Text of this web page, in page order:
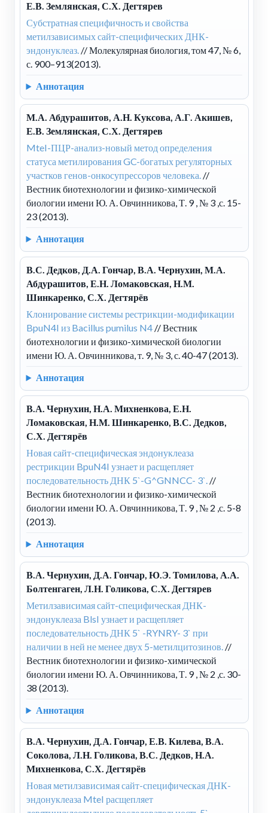
Е.В. Землянская, С.Х. Дегтярев
Субстратная специфичность и свойства
метилзависимых сайт-специфических ДНК-
эндонуклеаз. // Молекулярная биология, том 47, № 6,
с. 900–913(2013).
Аннотация
М.А. Абдурашитов, А.Н. Куксова, А.Г. Акишев,
Е.В. Землянская, С.Х. Дегтярев
MteI-ПЦР-анализ-новый метод определения
статуса метилирования GC-богатых регуляторных
участков генов-онкосупрессоров человека. //
Вестник биотехнологии и физико-химической
биологии имени Ю. А. Овчинникова, Т. 9 , № 3 ,с. 15-
23 (2013).
Аннотация
В.С. Дедков, Д.А. Гончар, В.А. Чернухин, М.А.
Абдурашитов, Е.Н. Ломаковская, Н.М.
Шинкаренко, С.Х. Дегтярёв
Клонирование системы рестрикции-модификации
BpuN4I из Bacillus pumilus N4 // Вестник
биотехнологии и физико-химической биологии
имени Ю. А. Овчинникова, т. 9, № 3, с. 40-47 (2013).
Аннотация
В.А. Чернухин, Н.А. Михненкова, Е.Н.
Ломаковская, Н.М. Шинкаренко, В.С. Дедков,
С.Х. Дегтярёв
Новая сайт-специфическая эндонуклеаза
рестрикции BpuN4I узнает и расщепляет
последовательность ДНК 5`-G^GNNCC- 3`. //
Вестник биотехнологии и физико-химической
биологии имени Ю. А. Овчинникова, Т. 9 , № 2 ,с. 5-8
(2013).
Аннотация
В.А. Чернухин, Д.А. Гончар, Ю.Э. Томилова, А.А.
Болтенгаген, Л.Н. Голикова, С.Х. Дегтярев
Метилзависимая сайт-специфическая ДНК-
эндонуклеаза BlsI узнает и расщепляет
последовательность ДНК 5` -RYNRY- 3` при
наличии в ней не менее двух 5-метилцитозинов. //
Вестник биотехнологии и физико-химической
биологии имени Ю. А. Овчинникова, Т. 9 , № 2 ,с. 30-
38 (2013).
Аннотация
В.А. Чернухин, Д.А. Гончар, Е.В. Килева, В.А.
Соколова, Л.Н. Голикова, В.С. Дедков, Н.А.
Михненкова, С.Х. Дегтярёв
Новая метилзависимая сайт-специфическая ДНК-
эндонуклеаза MteI расщепляет